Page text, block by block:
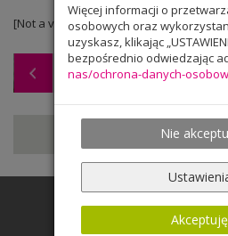
Więcej informacji o
osobowych oraz
uzyskasz, klikając
bezpośrednio odwiedzając
nas/ochrona-danych-
Nie
Akceptuję
[Not a valid template]
Wycieczka klas pierwszych